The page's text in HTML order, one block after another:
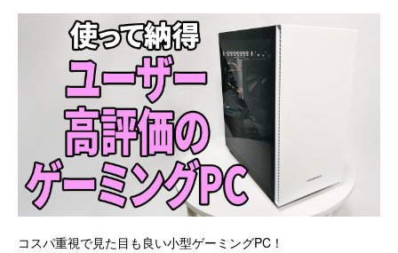
コスパ重視で見た目も良い小型ゲーミングPC！